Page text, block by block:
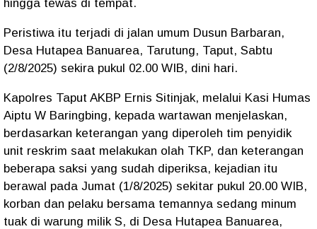
hingga tewas di tempat.
Peristiwa itu terjadi di jalan umum Dusun Barbaran,
Desa Hutapea Banuarea, Tarutung, Taput, Sabtu
(2/8/2025) sekira pukul 02.00 WIB, dini hari.
Kapolres Taput AKBP Ernis Sitinjak, melalui Kasi Humas
Aiptu W Baringbing, kepada wartawan menjelaskan,
berdasarkan keterangan yang diperoleh tim penyidik
unit reskrim saat melakukan olah TKP, dan keterangan
beberapa saksi yang sudah diperiksa, kejadian itu
berawal pada Jumat (1/8/2025) sekitar pukul 20.00 WIB,
korban dan pelaku bersama temannya sedang minum
tuak di warung milik S, di Desa Hutapea Banuarea,